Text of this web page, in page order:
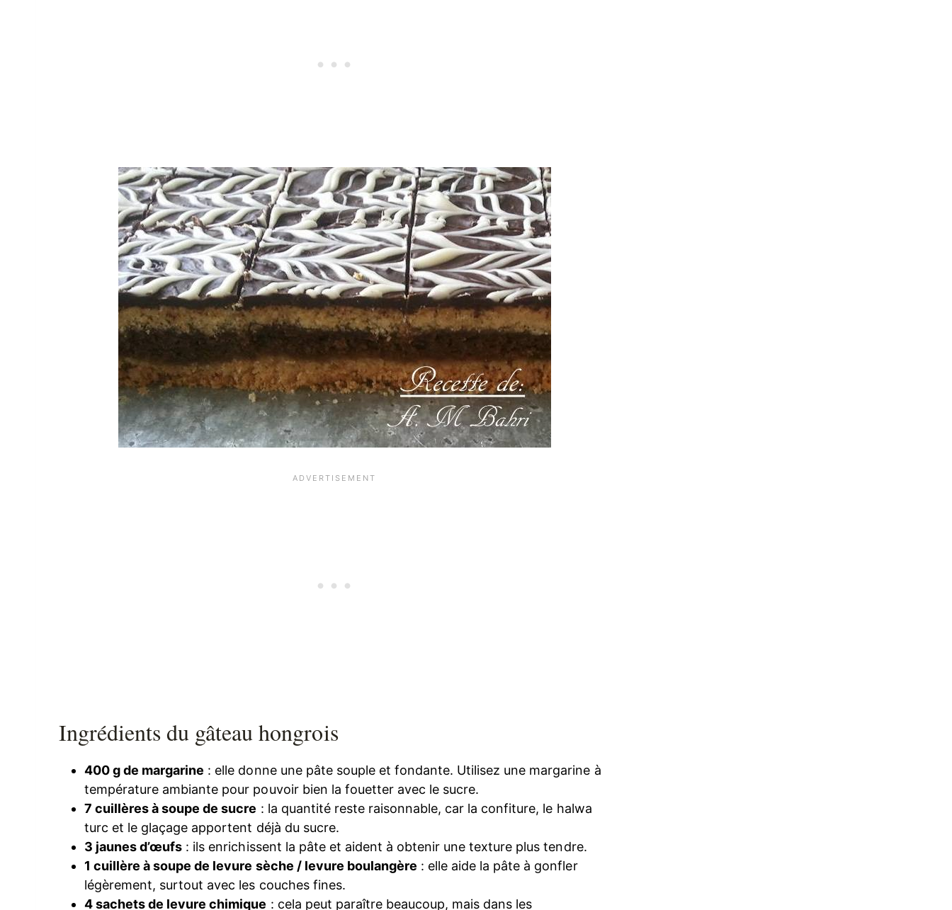
Ingrédients du gâteau hongrois
400 g de margarine : elle donne une pâte souple et fondante. Utilisez une margarine à
température ambiante pour pouvoir bien la fouetter avec le sucre.
7 cuillères à soupe de sucre : la quantité reste raisonnable, car la confiture, le halwa
turc et le glaçage apportent déjà du sucre.
3 jaunes d’œufs : ils enrichissent la pâte et aident à obtenir une texture plus tendre.
1 cuillère à soupe de levure sèche / levure boulangère : elle aide la pâte à gonfler
légèrement, surtout avec les couches fines.
4 sachets de levure chimique : cela peut paraître beaucoup, mais dans les